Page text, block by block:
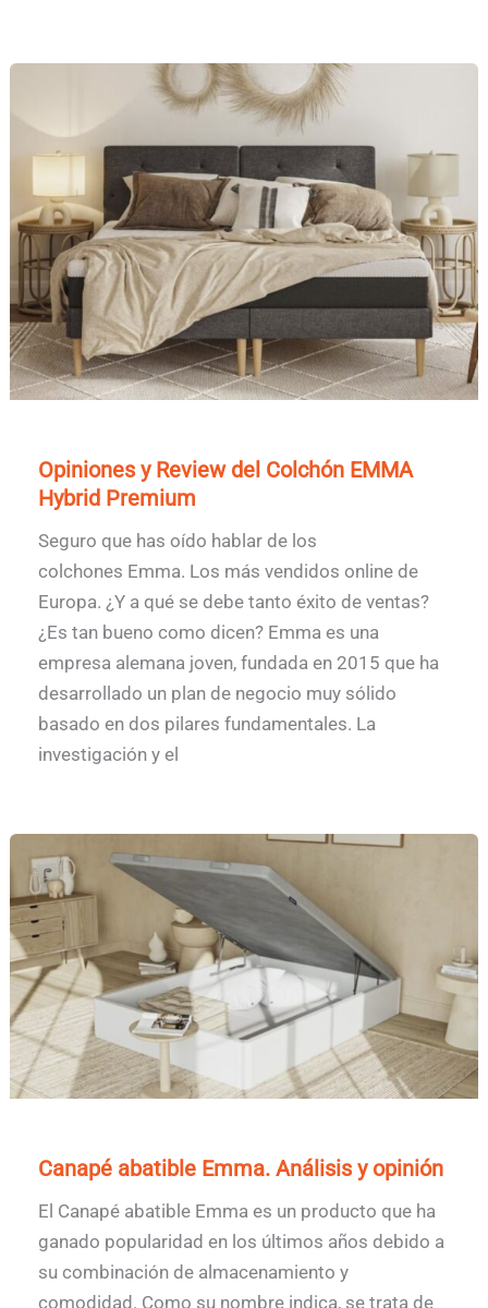
Opiniones y Review del Colchón EMMA
Hybrid Premium
Seguro que has oído hablar de los
colchones Emma. Los más vendidos online de
Europa. ¿Y a qué se debe tanto éxito de ventas?
¿Es tan bueno como dicen? Emma es una
empresa alemana joven, fundada en 2015 que ha
desarrollado un plan de negocio muy sólido
basado en dos pilares fundamentales. La
investigación y el
Canapé abatible Emma. Análisis y opinión
El Canapé abatible Emma es un producto que ha
ganado popularidad en los últimos años debido a
su combinación de almacenamiento y
comodidad. Como su nombre indica, se trata de